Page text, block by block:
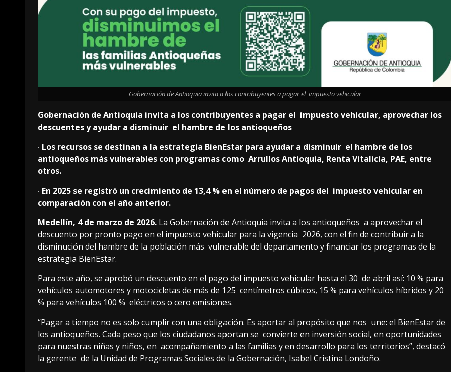
Gobernación de Antioquia invita a los contribuyentes a pagar el impuesto vehicular
Gobernación de Antioquia invita a los contribuyentes a pagar el impuesto vehicular, aprovechar los
descuentes y ayudar a disminuir el hambre de los antioqueños
∙ Los recursos se destinan a la estrategia BienEstar para ayudar a disminuir el hambre de los
antioqueños más vulnerables con programas como Arrullos Antioquia, Renta Vitalicia, PAE, entre
otros.
∙ En 2025 se registró un crecimiento de 13,4 % en el número de pagos del impuesto vehicular en
comparación con el año anterior.
Medellín, 4 de marzo de 2026. La Gobernación de Antioquia invita a los antioqueños a aprovechar el
descuento por pronto pago en el impuesto vehicular para la vigencia 2026, con el fin de contribuir a la
disminución del hambre de la población más vulnerable del departamento y financiar los programas de la
estrategia BienEstar.
Para este año, se aprobó un descuento en el pago del impuesto vehicular hasta el 30 de abril así: 10 % para
vehículos automotores y motocicletas de más de 125 centímetros cúbicos, 15 % para vehículos híbridos y 20
% para vehículos 100 % eléctricos o cero emisiones.
“Pagar a tiempo no es solo cumplir con una obligación. Es aportar al propósito que nos une: el BienEstar de
los antioqueños. Cada peso que los ciudadanos aportan se convierte en inversión social, en oportunidades
para nuestras niñas y niños, en acompañamiento a las familias y en desarrollo para los territorios”, destacó
la gerente de la Unidad de Programas Sociales de la Gobernación, Isabel Cristina Londoño.